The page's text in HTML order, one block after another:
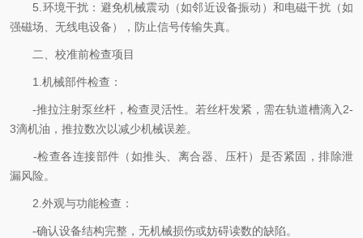
5.环境干扰：避免机械震动（如邻近设备振动）和电磁干扰（如
强磁场、无线电设备），防止信号传输失真。
二、校准前检查项目
1.机械部件检查：
-推拉注射泵丝杆，检查灵活性。若丝杆发紧，需在轨道槽滴入2-
3滴机油，推拉数次以减少机械误差。
-检查各连接部件（如推头、离合器、压杆）是否紧固，排除泄
漏风险。
2.外观与功能检查：
-确认设备结构完整，无机械损伤或妨碍读数的缺陷。